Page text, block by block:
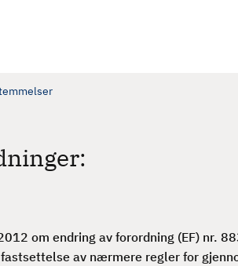
om endring av forordning (EF) nr.
av nærmere regler for